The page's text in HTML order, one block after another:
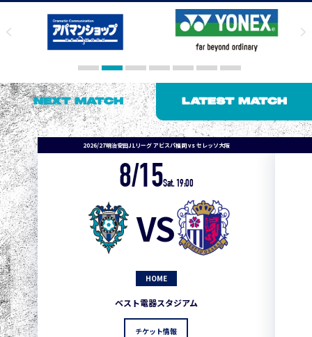
NEXT MATCH LATEST MATCH
2026/27明治安田J1リーグ アビスパ福岡 vs セレッソ大阪
8/15Sat. 19:00
VS
HOME
ベスト電器スタジアム
チケット情報
1
2 0
3 3 1 0 0
3
5 3
5 3 1